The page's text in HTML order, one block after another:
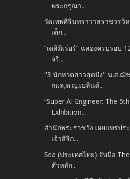
พระกรุณา...
วัดเทพศิรินทราวาสราชวรวิ
เต็ก...
“เดลิมิเร่อร์” ฉลองครบรอบ
จริ...
"3 นักหวดสาวสุดปัง" น.ส.ฌั
กมล,ด.ญ.เบลินด้...
“Super AI Engineer: The
Exhibition...
สำนักพระราชวัง เผยแพร่ปร
เจ้าสิริก...
Sea (ประเทศไทย) จับมือ
ตัวหลัก...